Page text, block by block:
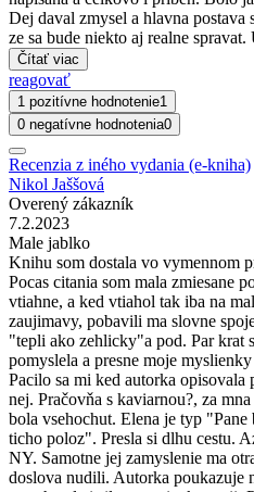
Dej daval zmysel a hlavna postava
ze sa bude niekto aj realne
Čítať viac
reagovať
1 pozitívne hodnotenie1
0 negatívne hodnotenia0
Recenzia z iného vydania (e-kniha)
Nikol Jaššová
Overený zákazník
7.2.2023
Male jablko
Knihu som dostala vo vymennom
Pocas citania som mala zmiesane
vtiahne, a ked vtiahol tak iba na
zaujimavy, pobavili ma slovne
"tepli ako zehlicky"a pod. Par krat
pomyslela a presne moje
Pacilo sa mi ked autorka
nej. Pračovňa s kaviarnou?, za
bola vsehochut. Elena je typ "Pane
ticho poloz". Presla si dlhu cestu.
NY. Samotne jej zamyslenie ma
doslova nudili. Autorka poukazuje